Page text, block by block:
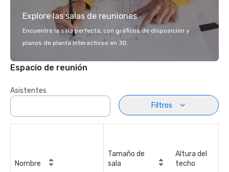
Explore las salas de reuniones
Encuentre la sala perfecta, con gráficos de disposición y
planos de planta interactivos en 3D.
Espacio de reunión
Asistentes
Filtros
Nombre
Tamaño de
sala
Altura del
techo